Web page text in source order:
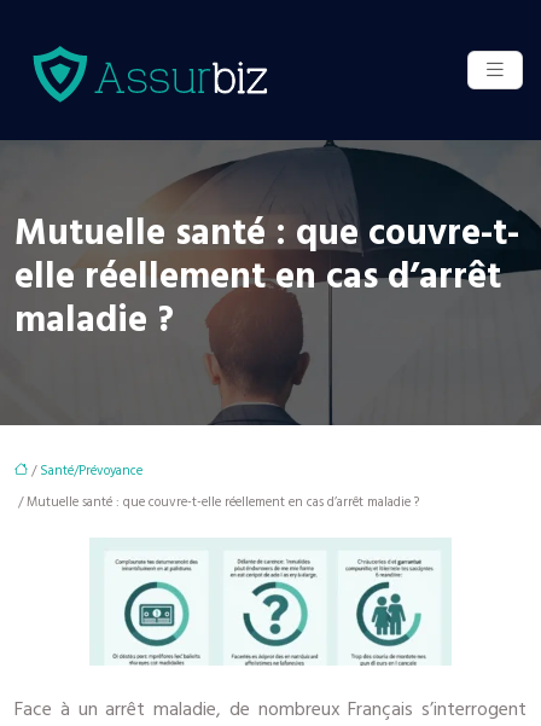
Mutuelle santé : que couvre-t-
elle réellement en cas d’arrêt
maladie ?
/Santé/Prévoyance
/ Mutuelle santé : que couvre-t-elle réellement en cas d’arrêt maladie ?
Face à un arrêt maladie, de nombreux Français s’interrogent